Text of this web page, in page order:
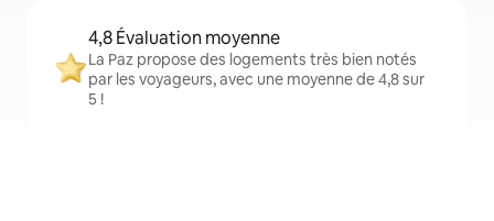
4,8 Évaluation moyenne
La Paz propose des logements très bien notés
par les voyageurs, avec une moyenne de 4,8 sur
5 !